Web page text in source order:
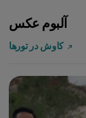
آلبوم عکس
کاوش در تورها